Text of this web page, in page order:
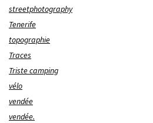
streetphotography
Tenerife
topographie
Traces
Triste camping
vélo
vendée
vendée.